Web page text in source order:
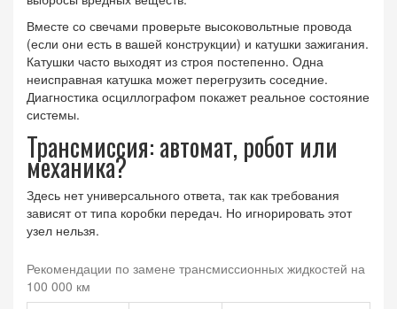
Вместе со свечами проверьте высоковольтные провода
(если они есть в вашей конструкции) и катушки зажигания.
Катушки часто выходят из строя постепенно. Одна
неисправная катушка может перегрузить соседние.
Диагностика осциллографом покажет реальное состояние
системы.
Трансмиссия: автомат, робот или
механика?
Здесь нет универсального ответа, так как требования
зависят от типа коробки передач. Но игнорировать этот
узел нельзя.
Рекомендации по замене трансмиссионных жидкостей на
100 000 км